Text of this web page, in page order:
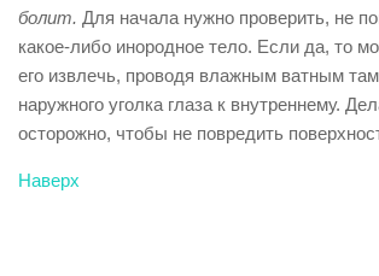
болит. Для начала нужно проверить, не
какое-либо инородное тело. Если да, то
его извлечь, проводя влажным ватным
наружного уголка глаза к внутреннему.
осторожно, чтобы не повредить
Наверх